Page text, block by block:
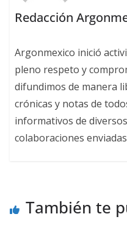
Redacción
Argonmexico inició
pleno respeto y
difundimos de manera
crónicas y notas de
informativos de
colaboraciones
También te